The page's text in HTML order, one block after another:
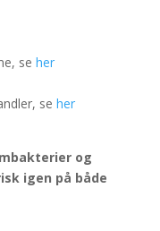
se her
se her
og
igen på både